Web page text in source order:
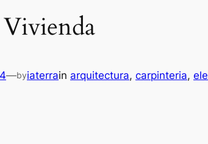
—byiaterrain arquitectura, carpinteria,